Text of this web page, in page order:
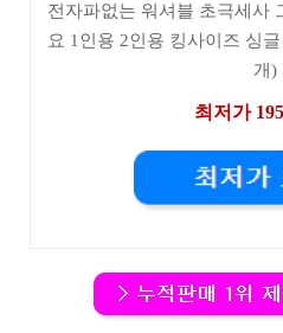
전자파없는 워셔블 초극세사
요 1인용 2인용 킹사이즈 싱
개)
최저가